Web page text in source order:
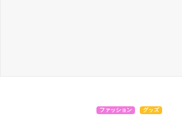
ファッション グッズ